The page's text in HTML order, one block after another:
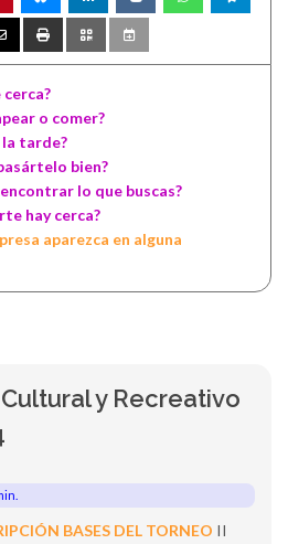
o comer?
la tarde?
bien?
lo que buscas?
hay cerca?
aparezca en alguna
y Recreativo
BASES DEL TORNEO II